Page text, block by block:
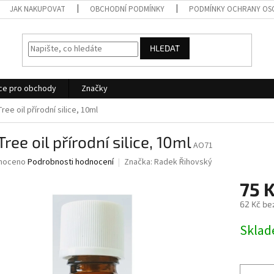
JAK NAKUPOVAT OBCHODNÍ PODMÍNKY PODMÍNKY OCHRANY
HLEDAT
pro obchody
Značky
oil přírodní silice, 10ml
oil přírodní silice, 10mlAO71
Podrobnosti hodnocení Značka: Radek Řihovský
75
62 Kč
cena: